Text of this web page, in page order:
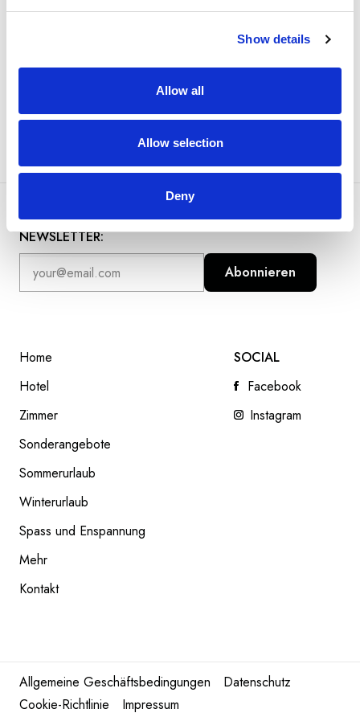
Show details
Allow all
Allow selection
Deny
https://www.tante-emma-laden.at/
READ NEXT
REGISTRIEREN SIE SICH FÜR UNSEREN
NEWSLETTER:
Abonnieren
Home
Hotel
Zimmer
Sonderangebote
Sommerurlaub
Winterurlaub
Spass und Enspannung
Mehr
Kontakt
SOCIAL
Facebook
Instagram
Allgemeine Geschäftsbedingungen
Datenschutz
Cookie-Richtlinie
Impressum